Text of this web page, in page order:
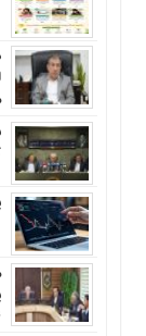
۴هزار